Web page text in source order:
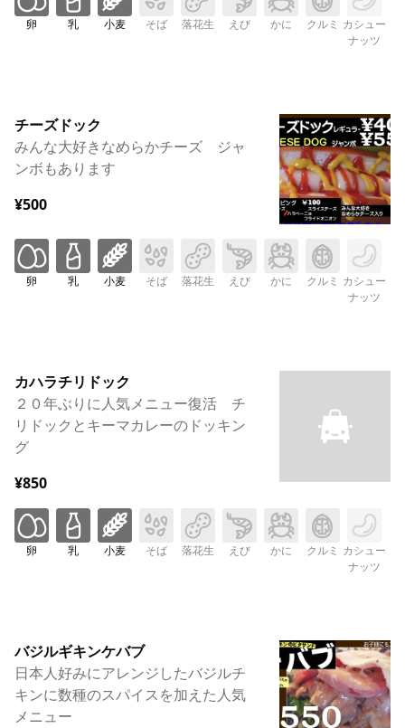
卵 乳 小麦 そば 落花生 えび かに クルミ カシュー
ナッツ
チーズドック
みんな大好きなめらかチーズ ジャ
ンボもあります
¥500
卵 乳 小麦 そば 落花生 えび かに クルミ カシュー
ナッツ
カハラチリドック
２０年ぶりに人気メニュー復活 チ
リドックとキーマカレーのドッキン
グ
¥850
卵 乳 小麦 そば 落花生 えび かに クルミ カシュー
ナッツ
バジルギキンケバブ
日本人好みにアレンジしたバジルチ
キンに数種のスパイスを加えた人気
メニュー